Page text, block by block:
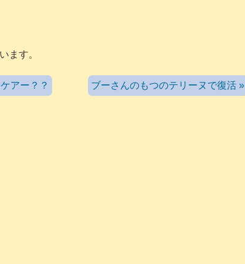
ます。
アー？？ ブーさんのもつのテリーヌで復活 »